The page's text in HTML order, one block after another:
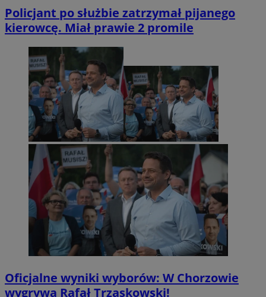
Policjant po służbie zatrzymał pijanego
kierowcę. Miał prawie 2 promile
Oficjalne wyniki wyborów: W Chorzowie
wygrywa Rafał Trzaskowski!